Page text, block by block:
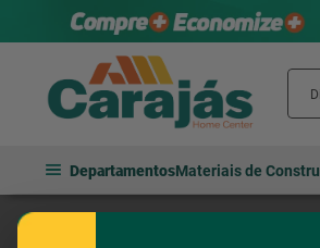
DepartamentosMateriais de